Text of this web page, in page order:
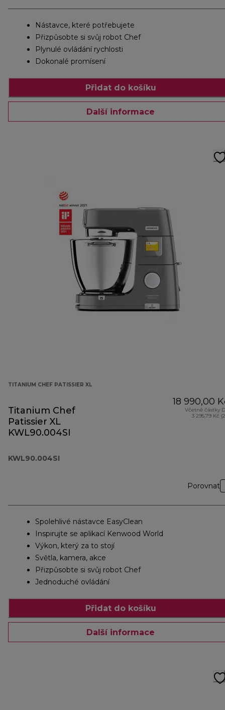
Nástavce, které potřebujete
Přizpůsobte si svůj robot Chef
Plynulé ovládání rychlosti
Dokonalé promísení
Přidat do košíku
Další informace
TITANIUM CHEF PATISSIER XL
Titanium Chef
Patissier XL
KWL90.004SI
KWL90.004SI
18 990,00
Včetně částky
3 295,79 Kč
Porovnat
Spolehlivé nástavce EasyClean
Inspirujte se aplikací Kenwood World
Výkon, který za to stojí
Světla, kamera, akce
Přizpůsobte si svůj robot Chef
Jednoduché ovládání
Přidat do košíku
Další informace